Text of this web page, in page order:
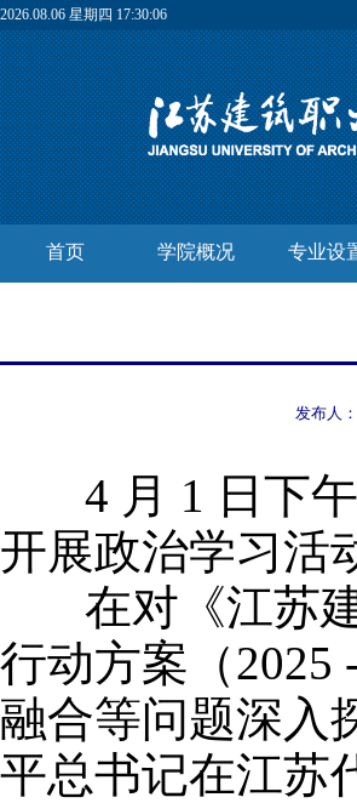
2026.08.06 星期四 17:30:06
首页 学院概况 专业设
发布人：
4 月 1 日下午
开展政治学习活
在对《江苏建
行动方案（2025
融合等问题深入
平总书记在江苏